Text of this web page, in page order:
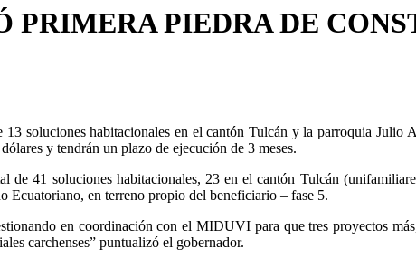
PIEDRA DE
soluciones habitacionales en el cantón Tulcán y la parroquia Julio
y tendrán un plazo de ejecución de 3 meses.
41 soluciones habitacionales, 23 en el cantón Tulcán
Ecuatoriano, en terreno propio del beneficiario – fase 5.
en coordinación con el MIDUVI para que tres proyectos
carchenses” puntualizó el gobernador.